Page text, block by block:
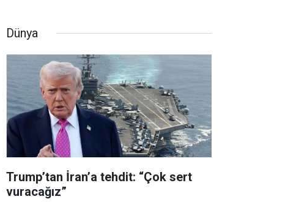
Dünya
Trump’tan İran’a tehdit: “Çok sert
vuracağız”